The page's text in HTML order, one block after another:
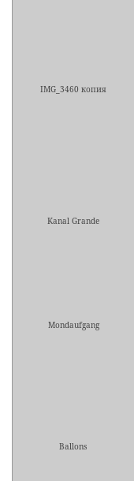
IMG_3460 копия
Kanal Grande
Mondaufgang
Ballons